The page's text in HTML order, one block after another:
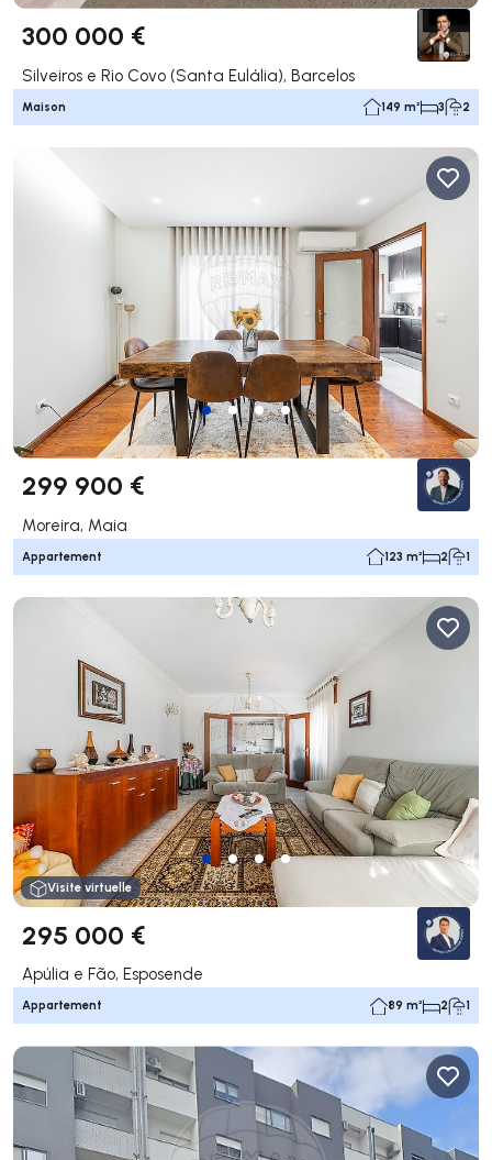
300 000 €
Silveiros e Rio Covo (Santa Eulália), Barcelos
Maison 149 m² 3 2
299 900 €
Moreira, Maia
Appartement 123 m² 2 1
Visite virtuelle
295 000 €
Apúlia e Fão, Esposende
Appartement 89 m² 2 1